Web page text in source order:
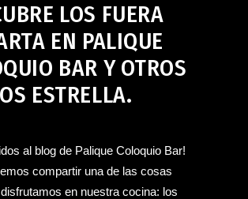
LOS FUERA
EN PALIQUE
BAR Y OTROS
ESTRELLA.
al blog de Palique Coloquio Bar!
compartir una de las cosas
en nuestra cocina: los